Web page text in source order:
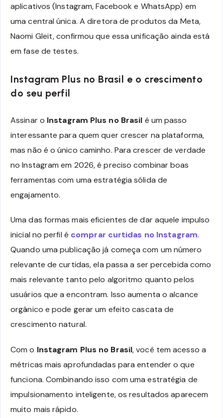
aplicativos (Instagram, Facebook e WhatsApp) em
uma central única. A diretora de produtos da Meta,
Naomi Gleit, confirmou que essa unificação ainda está
em fase de testes.
Instagram Plus no Brasil e o crescimento
do seu perfil
Assinar o Instagram Plus no Brasil é um passo
interessante para quem quer crescer na plataforma,
mas não é o único caminho. Para crescer de verdade
no Instagram em 2026, é preciso combinar boas
ferramentas com uma estratégia sólida de
engajamento.
Uma das formas mais eficientes de dar aquele impulso
inicial no perfil é comprar curtidas no Instagram.
Quando uma publicação já começa com um número
relevante de curtidas, ela passa a ser percebida como
mais relevante tanto pelo algoritmo quanto pelos
usuários que a encontram. Isso aumenta o alcance
orgânico e pode gerar um efeito cascata de
crescimento natural.
Com o Instagram Plus no Brasil, você tem acesso a
métricas mais aprofundadas para entender o que
funciona. Combinando isso com uma estratégia de
impulsionamento inteligente, os resultados aparecem
muito mais rápido.